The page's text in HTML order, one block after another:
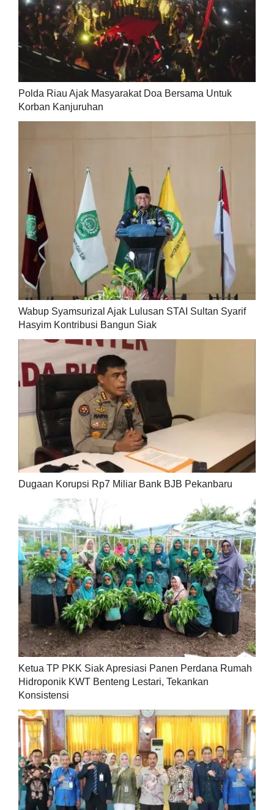
Polda Riau Ajak Masyarakat Doa Bersama Untuk
Korban Kanjuruhan
Wabup Syamsurizal Ajak Lulusan STAI Sultan Syarif
Hasyim Kontribusi Bangun Siak
Dugaan Korupsi Rp7 Miliar Bank BJB Pekanbaru
Ketua TP PKK Siak Apresiasi Panen Perdana Rumah
Hidroponik KWT Benteng Lestari, Tekankan
Konsistensi